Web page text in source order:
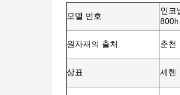
모델 번호
인코
원자재의 출처 춘천
상표 셰헨